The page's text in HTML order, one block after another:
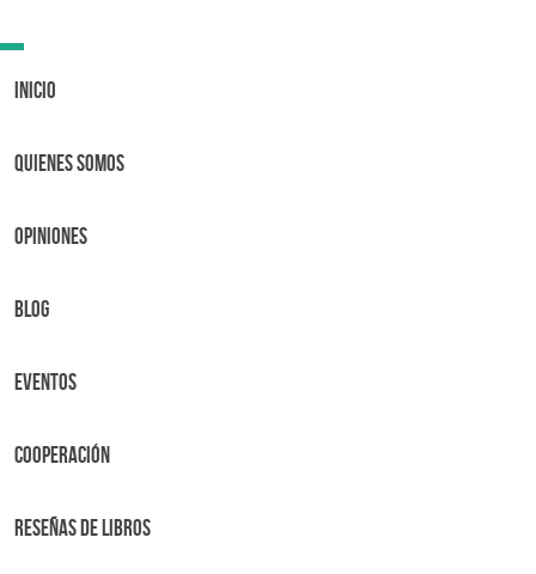
Toggle
Inicio
Quienes Somos
OPINIONES
BLOG
Eventos
Cooperación
Reseñas de libros